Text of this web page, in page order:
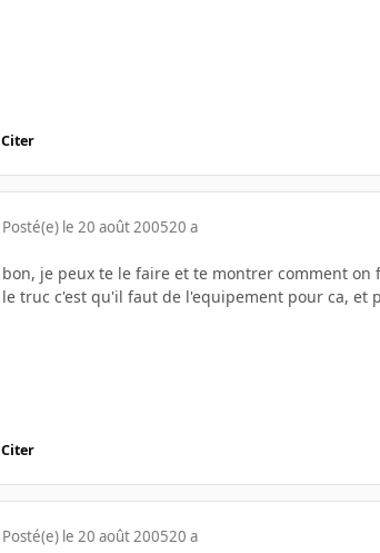
Citer
Posté(e) le 20 août 200520 a
bon, je peux te le faire et te montrer comment on
le truc c'est qu'il faut de l'equipement pour ca, et
Citer
Posté(e) le 20 août 200520 a